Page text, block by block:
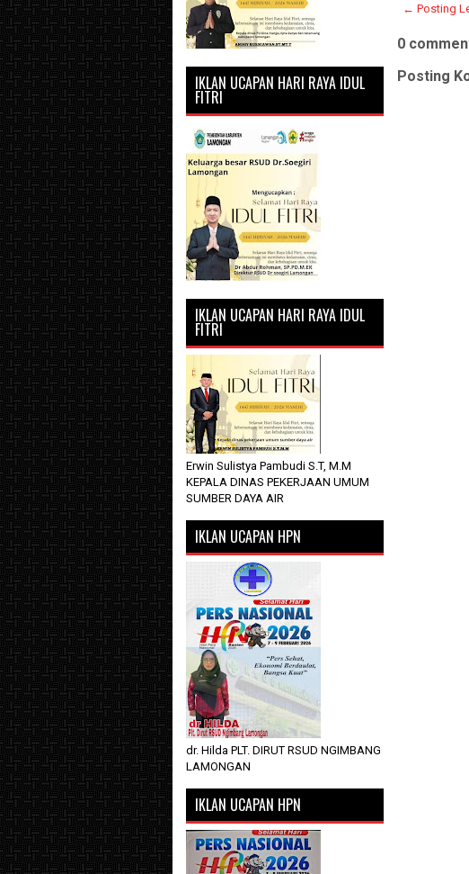
← Posting
0
Posting
IKLAN UCAPAN HARI RAYA IDUL
FITRI
IKLAN UCAPAN HARI RAYA IDUL
FITRI
Erwin Sulistya Pambudi S.T, M.M
KEPALA DINAS PEKERJAAN UMUM
SUMBER DAYA AIR
IKLAN UCAPAN HPN
dr. Hilda PLT. DIRUT RSUD NGIMBANG
LAMONGAN
IKLAN UCAPAN HPN